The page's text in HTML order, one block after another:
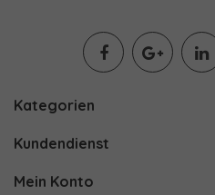
Kategorien
Kundendienst
Mein Konto